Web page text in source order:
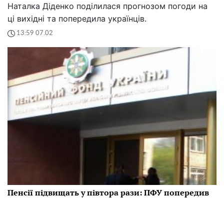
Наталка Діденко поділилася прогнозом погоди на
ці вихідні та попередила українців.
13:59 07.02
Пенсії підвищать у півтора рази: ПФУ попередив